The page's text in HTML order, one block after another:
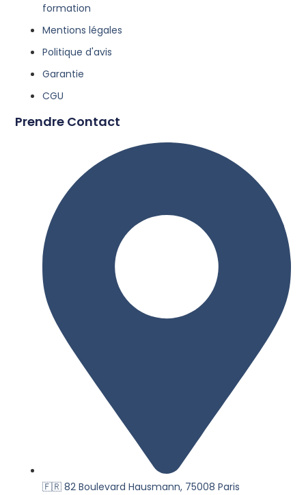
formation
Mentions légales
Politique d'avis
Garantie
CGU
Prendre Contact
🇫🇷 82 Boulevard Hausmann, 75008 Paris